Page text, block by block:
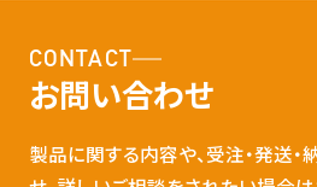
CONTACT
お問い合わせ
製品に関する内容や、受注・発送